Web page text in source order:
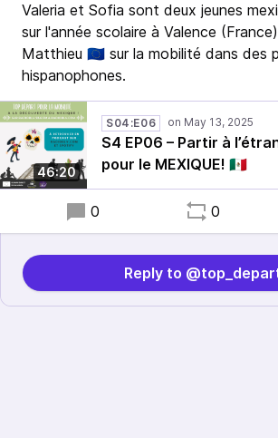
Valeria et Sofia sont deux jeunes
sur l'année scolaire à Valence
Matthieu 🇪🇺 sur la mobilité dans des
hispanophones.
46:20
S04:E06
S4 EP06 – Partir à
pour le MEXIQUE! 🇲🇽
0 0
Reply to